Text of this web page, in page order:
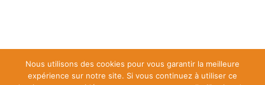
Chouette Balade © 2023 |Conditions générales d’utilisation|Politique
relative aux cookies |Mentions légales
Nous utilisons des cookies pour vous garantir la meilleure
expérience sur notre site. Si vous continuez à utiliser ce